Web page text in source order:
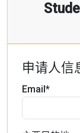
申请人信
Email*